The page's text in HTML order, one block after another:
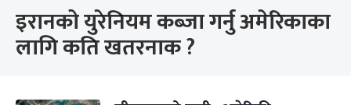
इरानको युरेनियम कब्जा गर्नु अमेरिकाका
लागि कति खतरनाक ?